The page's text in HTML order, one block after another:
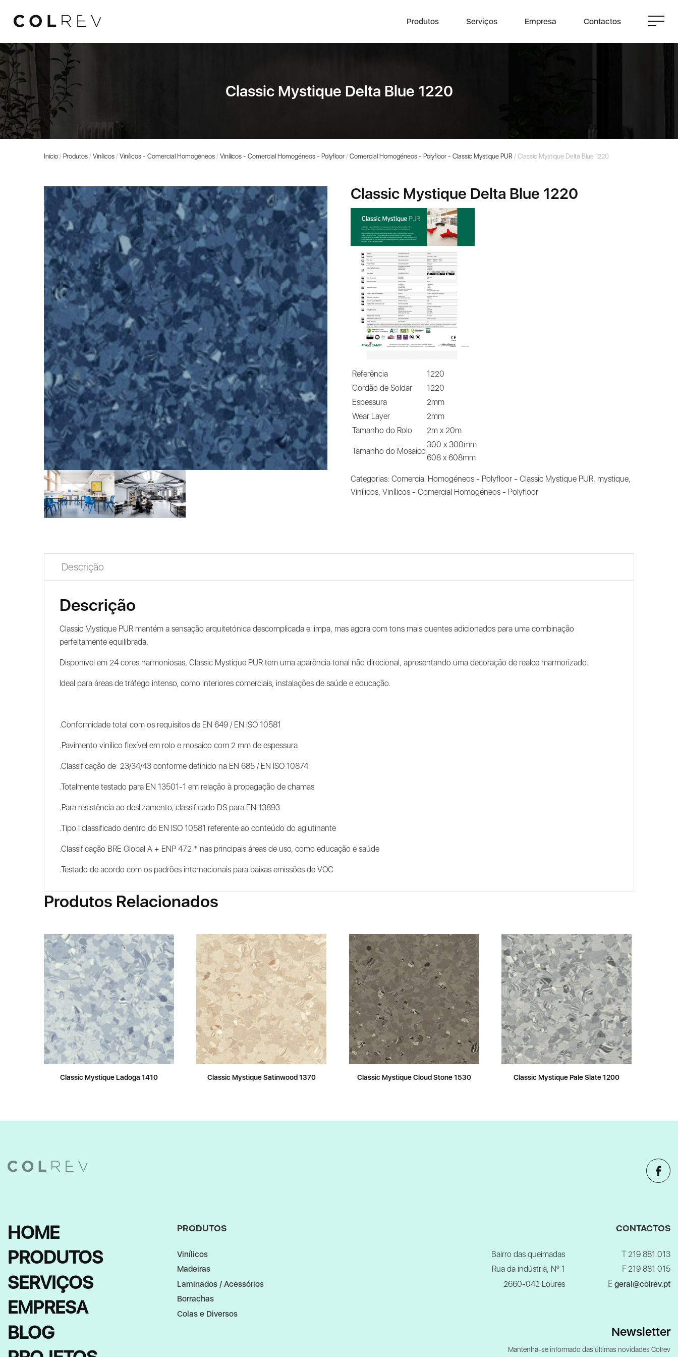
Produtos Serviços Empresa Contactos
Classic Mystique Delta Blue 1220
Início / Produtos / Vinílicos / Vinílicos - Comercial Homogéneos / Vinílicos - Comercial Homogéneos - Polyfloor / Comercial Homogéneos - Polyfloor - Classic Mystique PUR / Classic Mystique Delta Blue 1220
Classic Mystique Delta Blue 1220
Referência
1220
Cordão de Soldar
1220
Espessura
2mm
Wear Layer
2mm
Tamanho do Rolo
2m x 20m
Tamanho do Mosaico
300 x 300mm
608 x 608mm
Categorias:Comercial Homogéneos - Polyfloor - Classic Mystique PUR, mystique,
Vinílicos,Vinílicos - Comercial Homogéneos - Polyfloor
Descrição
Descrição
Classic Mystique PUR mantém a sensação arquitetónica descomplicada e limpa, mas agora com tons mais quentes adicionados para uma combinação
perfeitamente equilibrada.
Disponível em 24 cores harmoniosas, Classic Mystique PUR tem uma aparência tonal não direcional, apresentando uma decoração de realce marmorizado.
Ideal para áreas de tráfego intenso, como interiores comerciais, instalações de saúde e educação.
.Conformidade total com os requisitos de EN 649 / EN ISO 10581
.Pavimento vinílico flexível em rolo e mosaico com 2 mm de espessura
.Classificação de 23/34/43 conforme definido na EN 685 / EN ISO 10874
.Totalmente testado para EN 13501-1 em relação à propagação de chamas
.Para resistência ao deslizamento, classificado DS para EN 13893
.Tipo I classificado dentro do EN ISO 10581 referente ao conteúdo do aglutinante
.Classificação BRE Global A + ENP 472 * nas principais áreas de uso, como educação e saúde
.Testado de acordo com os padrões internacionais para baixas emissões de VOC
Produtos Relacionados
Classic Mystique Ladoga 1410 Classic Mystique Satinwood 1370 Classic Mystique Cloud Stone 1530 Classic Mystique Pale Slate 1200
HOME
PRODUTOS
SERVIÇOS
EMPRESA
BLOG
PRODUTOS
Vinílicos
Madeiras
Laminados / Acessórios
Borrachas
Colas e Diversos
CONTACTOS
Bairro das queimadas
Rua da indústria, Nº 1
2660-042 Loures
T219 881 013
F219 881 015
E geral@colrev.pt
Newsletter
Mantenha-se informado das últimas novidades Colrev